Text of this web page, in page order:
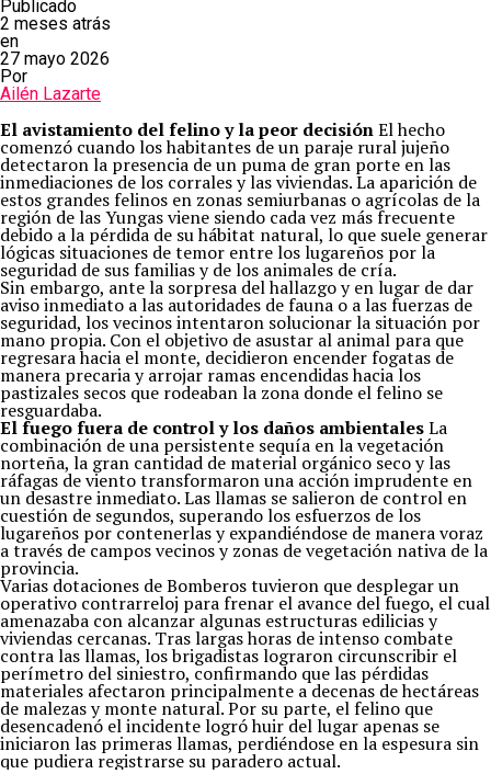
Publicado
2 meses atrás
en
27 mayo 2026
Por
Ailén Lazarte
El avistamiento del felino y la peor decisiónEl hecho
comenzó cuando los habitantes de un paraje rural jujeño
detectaron la presencia de un puma de gran porte en las
inmediaciones de los corrales y las viviendas. La aparición de
estos grandes felinos en zonas semiurbanas o agrícolas de la
región de las Yungas viene siendo cada vez más frecuente
debido a la pérdida de su hábitat natural, lo que suele generar
lógicas situaciones de temor entre los lugareños por la
seguridad de sus familias y de los animales de cría.
Sin embargo, ante la sorpresa del hallazgo y en lugar de dar
aviso inmediato a las autoridades de fauna o a las fuerzas de
seguridad, los vecinos intentaron solucionar la situación por
mano propia. Con el objetivo de asustar al animal para que
regresara hacia el monte, decidieron encender fogatas de
manera precaria y arrojar ramas encendidas hacia los
pastizales secos que rodeaban la zona donde el felino se
resguardaba.
El fuego fuera de control y los daños ambientalesLa
combinación de una persistente sequía en la vegetación
norteña, la gran cantidad de material orgánico seco y las
ráfagas de viento transformaron una acción imprudente en
un desastre inmediato. Las llamas se salieron de control en
cuestión de segundos, superando los esfuerzos de los
lugareños por contenerlas y expandiéndose de manera voraz
a través de campos vecinos y zonas de vegetación nativa de la
provincia.
Varias dotaciones de Bomberos tuvieron que desplegar un
operativo contrarreloj para frenar el avance del fuego, el cual
amenazaba con alcanzar algunas estructuras edilicias y
viviendas cercanas. Tras largas horas de intenso combate
contra las llamas, los brigadistas lograron circunscribir el
perímetro del siniestro, confirmando que las pérdidas
materiales afectaron principalmente a decenas de hectáreas
de malezas y monte natural. Por su parte, el felino que
desencadenó el incidente logró huir del lugar apenas se
iniciaron las primeras llamas, perdiéndose en la espesura sin
que pudiera registrarse su paradero actual.